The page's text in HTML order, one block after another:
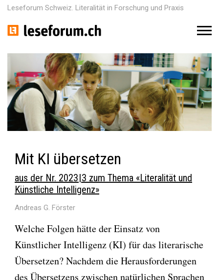
Leseforum Schweiz. Literalität in Forschung und Praxis
M
u
Mit KI übersetzen
aus der Nr. 2023 | 3 zum Thema «Literalität und
Künstliche Intelligenz»
Andreas G. Förster
Welche Folgen hätte der Einsatz von
Künstlicher Intelligenz (KI) für das literarische
Übersetzen? Nachdem die Herausforderungen
des Übersetzens zwischen natürlichen Sprachen